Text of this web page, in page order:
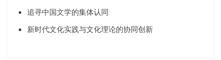
追寻中国文学的集体认同
新时代文化实践与文化理论的协同创新